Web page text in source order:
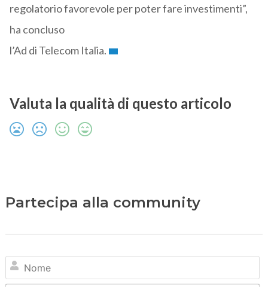
regolatorio favorevole per poter fare investimenti”,
ha concluso
l’Ad di Telecom Italia.
Valuta la qualità di questo articolo
Partecipa alla community